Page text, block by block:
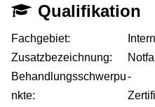
Qualifikation
Fachgebiet:
Zusatzbezeichnung:
Behandlungsschwerpu
nkte:
-